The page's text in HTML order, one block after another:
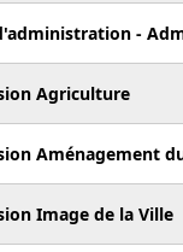
-
Agriculture
Aménagement
Image de la Ville